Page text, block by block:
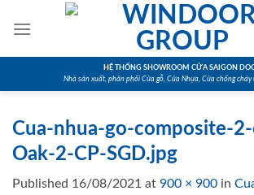
HỆ THỐNG SHOWROOM CỬA SAIGON
Nhà sản xuất, phân phối Cửa gỗ, Cửa Nhựa, Cửa chống cháy
Cua-nhua-go-composite-
Oak-2-CP-SGD.jpg
Published 16/08/2021 at 900 × 900 in